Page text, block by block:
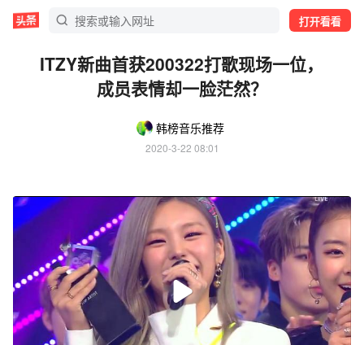
打开看看
ITZY新曲首获200322打歌现场一位，
成员表情却一脸茫然？
韩榜音乐推荐
2020-3-22 08:01